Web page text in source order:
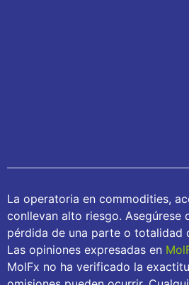
La operatoria en commodities,
conllevan alto riesgo.
pérdida de una parte o totalidad
Las opiniones expresadas en
MolFx no ha verificado la